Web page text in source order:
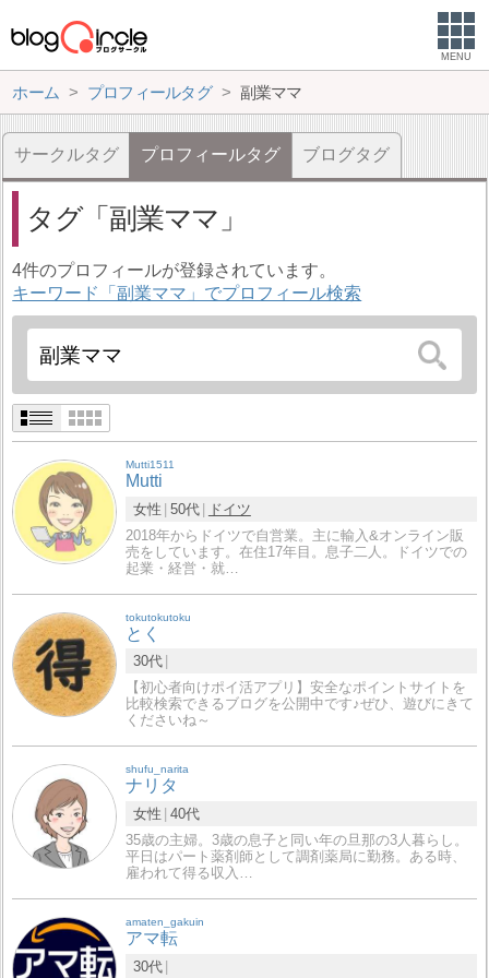
MENU
ホーム プロフィールタグ 副業ママ
サークルタグ プロフィールタグ ブログタグ
タグ 副業ママ
4件のプロフィールが登録されています。
キーワード「副業ママ」でプロフィール検索
Mutti1511
Mutti
女性 50代
ドイツ
2018年からドイツで自営業。主に輸入&オンライン販
売をしています。在住17年目。息子二人。ドイツでの
起業・経営・就…
tokutokutoku
とく
30代
【初心者向けポイ活アプリ】安全なポイントサイトを
比較検索できるブログを公開中です♪ぜひ、遊びにきて
くださいね～
shufu_narita
ナリタ
女性 40代
35歳の主婦。3歳の息子と同い年の旦那の3人暮らし。
平日はパート薬剤師として調剤薬局に勤務。ある時、
雇われて得る収入…
amaten_gakuin
アマ転
30代